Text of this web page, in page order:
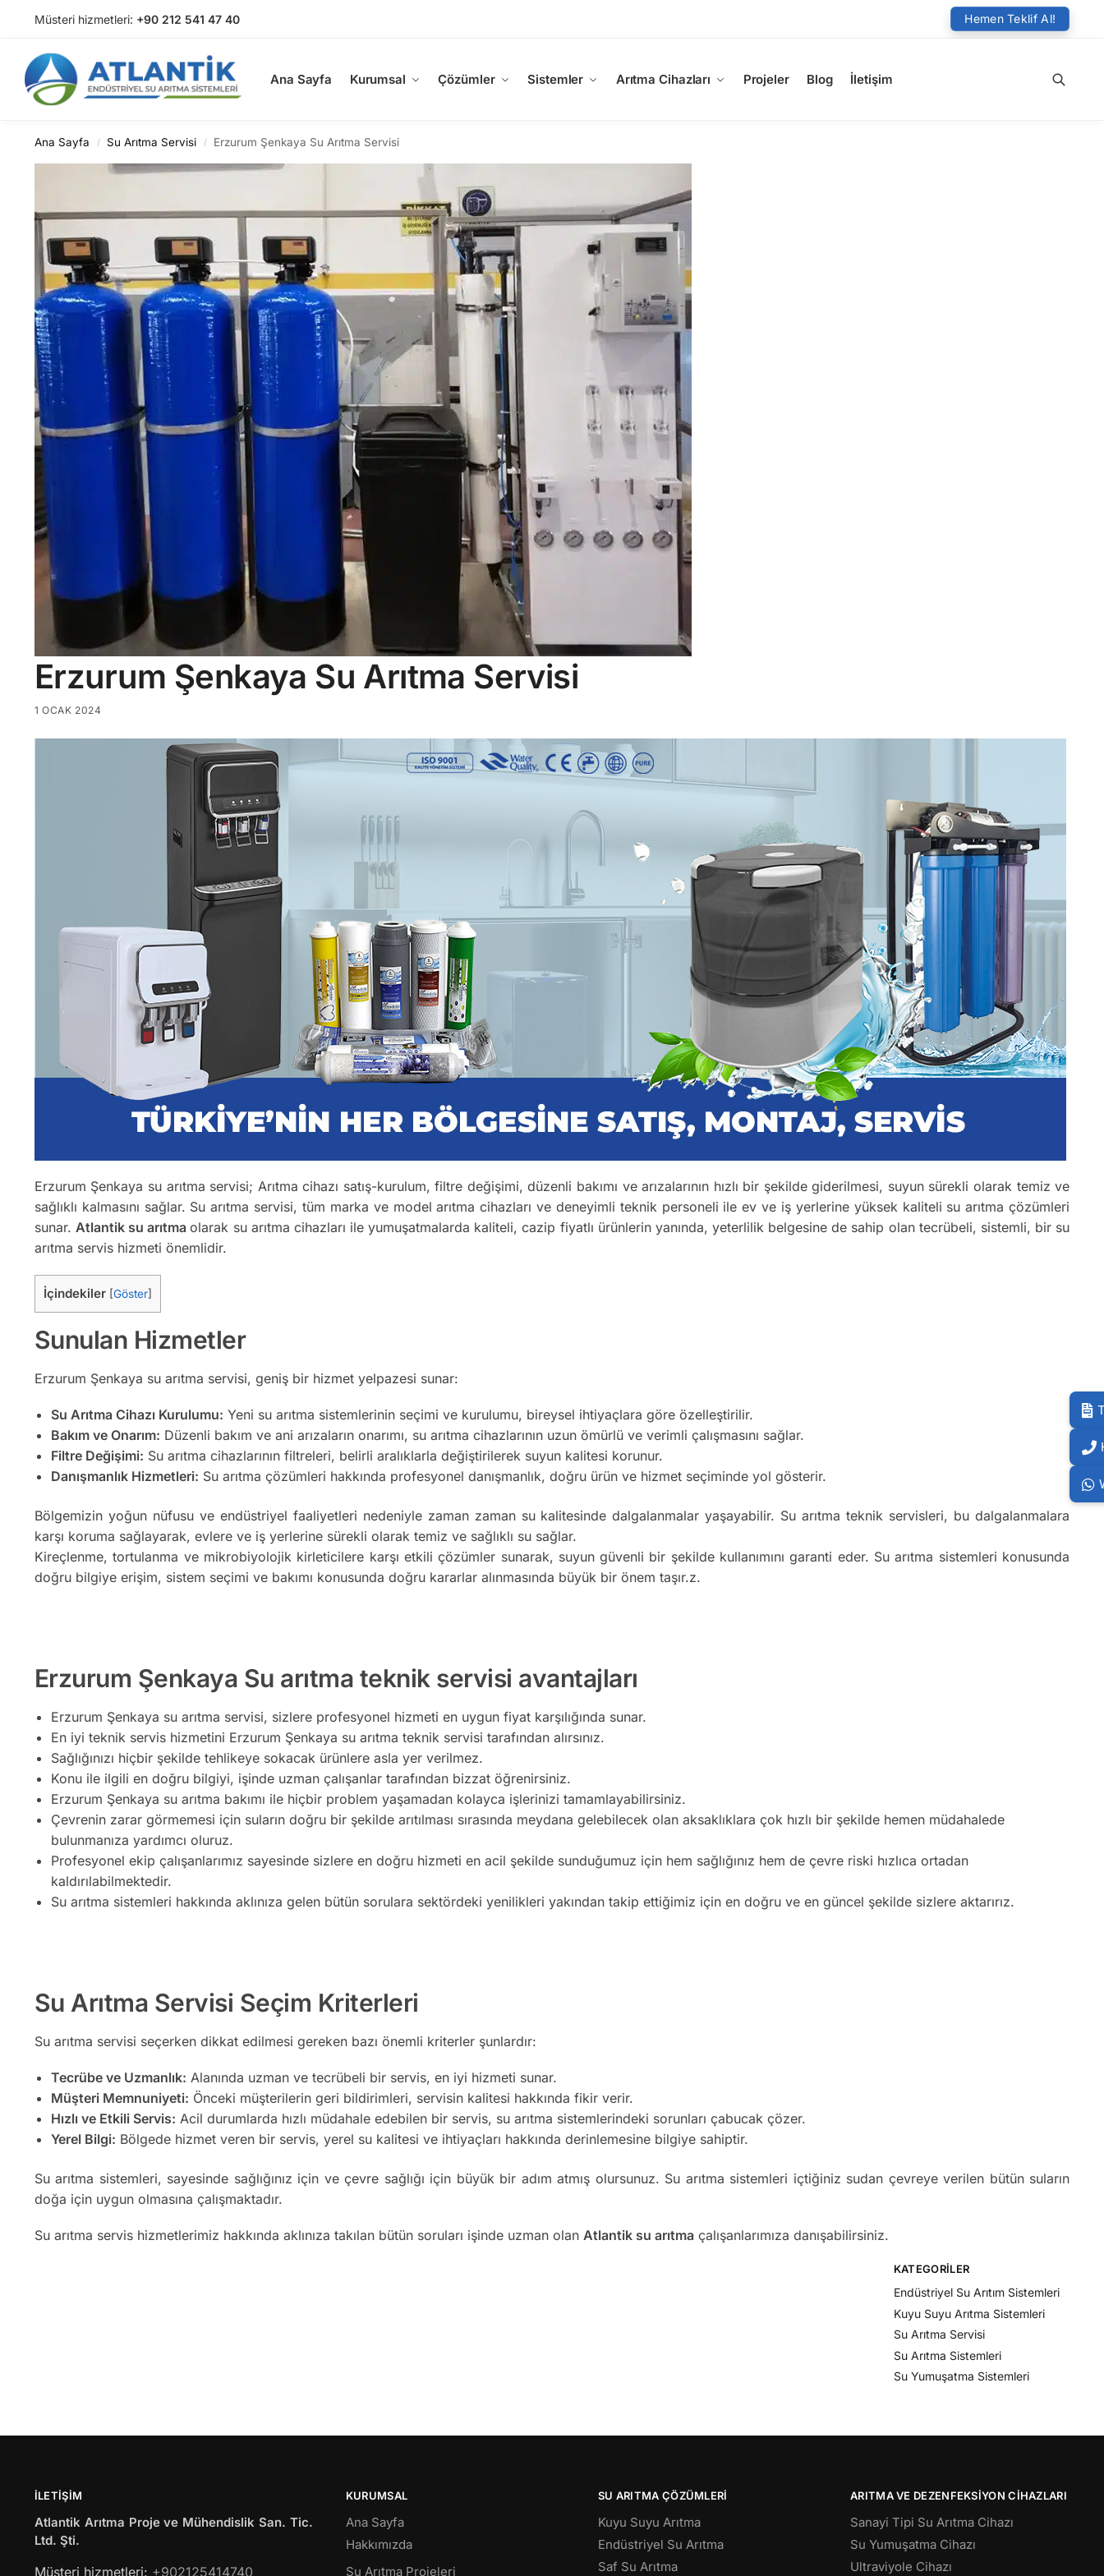
Müsteri hizmetleri: +90 212 541 47 40 Hemen Teklif Al!
Ana Sayfa Kurumsal Çözümler Sistemler Arıtma Cihazları Projeler Blog İletişim
Arama
Ara
Ana Sayfa / Su Arıtma Servisi / Erzurum Şenkaya Su Arıtma Servisi
Erzurum Şenkaya Su Arıtma Servisi
1 OCAK 2024
Erzurum Şenkaya su arıtma servisi; Arıtma cihazı satış-kurulum, filtre değişimi, düzenli bakımı ve arızalarının hızlı bir şekilde giderilmesi, suyun sürekli olarak temiz ve
sağlıklı kalmasını sağlar. Su arıtma servisi, tüm marka ve model arıtma cihazları ve deneyimli teknik personeli ile ev ve iş yerlerine yüksek kaliteli su arıtma çözümleri
sunar.Atlantik su arıtmaolarak su arıtma cihazları ile yumuşatmalarda kaliteli, cazip fiyatlı ürünlerin yanında, yeterlilik belgesine de sahip olan tecrübeli, sistemli, bir su
arıtma servis hizmeti önemlidir.
İçindekiler [Göster]
Sunulan Hizmetler
Erzurum Şenkaya su arıtma servisi, geniş bir hizmet yelpazesi sunar:
Su Arıtma Cihazı Kurulumu: Yeni su arıtma sistemlerinin seçimi ve kurulumu, bireysel ihtiyaçlara göre özelleştirilir.
Bakım ve Onarım: Düzenli bakım ve ani arızaların onarımı, su arıtma cihazlarının uzun ömürlü ve verimli çalışmasını sağlar.
Filtre Değişimi: Su arıtma cihazlarının filtreleri, belirli aralıklarla değiştirilerek suyun kalitesi korunur.
Danışmanlık Hizmetleri: Su arıtma çözümleri hakkında profesyonel danışmanlık, doğru ürün ve hizmet seçiminde yol gösterir.
Bölgemizin yoğun nüfusu ve endüstriyel faaliyetleri nedeniyle zaman zaman su kalitesinde dalgalanmalar yaşayabilir. Su arıtma teknik servisleri, bu dalgalanmalara
karşı koruma sağlayarak, evlere ve iş yerlerine sürekli olarak temiz ve sağlıklı su sağlar.
Kireçlenme, tortulanma ve mikrobiyolojik kirleticilere karşı etkili çözümler sunarak, suyun güvenli bir şekilde kullanımını garanti eder. Su arıtma sistemleri konusunda
doğru bilgiye erişim, sistem seçimi ve bakımı konusunda doğru kararlar alınmasında büyük bir önem taşır.z.
Erzurum Şenkaya Su arıtma teknik servisi avantajları
Erzurum Şenkaya su arıtma servisi, sizlere profesyonel hizmeti en uygun fiyat karşılığında sunar.
En iyi teknik servis hizmetini Erzurum Şenkaya su arıtma teknik servisi tarafından alırsınız.
Sağlığınızı hiçbir şekilde tehlikeye sokacak ürünlere asla yer verilmez.
Konu ile ilgili en doğru bilgiyi, işinde uzman çalışanlar tarafından bizzat öğrenirsiniz.
Erzurum Şenkaya su arıtma bakımı ile hiçbir problem yaşamadan kolayca işlerinizi tamamlayabilirsiniz.
Çevrenin zarar görmemesi için suların doğru bir şekilde arıtılması sırasında meydana gelebilecek olan aksaklıklara çok hızlı bir şekilde hemen müdahalede
bulunmanıza yardımcı oluruz.
Profesyonel ekip çalışanlarımız sayesinde sizlere en doğru hizmeti en acil şekilde sunduğumuz için hem sağlığınız hem de çevre riski hızlıca ortadan
kaldırılabilmektedir.
Su arıtma sistemleri hakkında aklınıza gelen bütün sorulara sektördeki yenilikleri yakından takip ettiğimiz için en doğru ve en güncel şekilde sizlere aktarırız.
Su Arıtma Servisi Seçim Kriterleri
Su arıtma servisi seçerken dikkat edilmesi gereken bazı önemli kriterler şunlardır:
Tecrübe ve Uzmanlık: Alanında uzman ve tecrübeli bir servis, en iyi hizmeti sunar.
Müşteri Memnuniyeti: Önceki müşterilerin geri bildirimleri, servisin kalitesi hakkında fikir verir.
Hızlı ve Etkili Servis: Acil durumlarda hızlı müdahale edebilen bir servis, su arıtma sistemlerindeki sorunları çabucak çözer.
Yerel Bilgi: Bölgede hizmet veren bir servis, yerel su kalitesi ve ihtiyaçları hakkında derinlemesine bilgiye sahiptir.
Su arıtma sistemleri, sayesinde sağlığınız için ve çevre sağlığı için büyük bir adım atmış olursunuz. Su arıtma sistemleri içtiğiniz sudan çevreye verilen bütün suların
doğa için uygun olmasına çalışmaktadır.
Su arıtma servis hizmetlerimiz hakkında aklınıza takılan bütün soruları işinde uzman olan Atlantik su arıtma çalışanlarımıza danışabilirsiniz.
KATEGORILER
Endüstriyel Su Arıtım Sistemleri
Kuyu Suyu Arıtma Sistemleri
Su Arıtma Servisi
Su Arıtma Sistemleri
Su Yumuşatma Sistemleri
İLETIŞIM
Atlantik Arıtma Proje ve Mühendislik San. Tic.
Ltd. Şti.
Müsteri hizmetleri: +902125414740
KURUMSAL
Ana Sayfa
Hakkımızda
Su Arıtma Projeleri
SU ARITMA ÇÖZÜMLERI
Kuyu Suyu Arıtma
Endüstriyel Su Arıtma
Saf Su Arıtma
ARITMA VE DEZENFEKSIYON CIHAZLARI
Sanayi Tipi Su Arıtma Cihazı
Su Yumuşatma Cihazı
Ultraviyole Cihazı